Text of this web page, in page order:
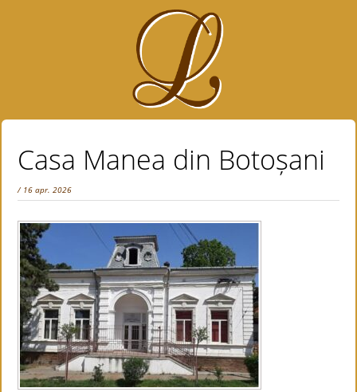
Casa Manea din Botoșani
/ 16 apr. 2026